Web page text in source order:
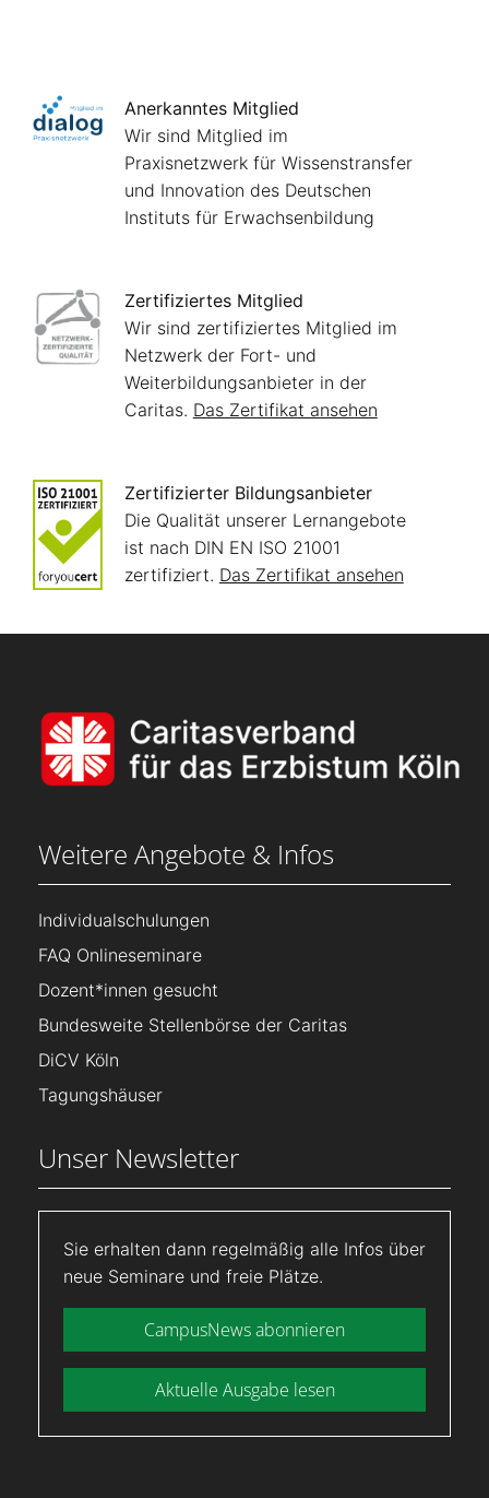
Anerkanntes Mitglied
Wir sind Mitglied im
Praxisnetzwerk für Wissenstransfer
und Innovation des Deutschen
Instituts für Erwachsenbildung
Zertifiziertes Mitglied
Wir sind zertifiziertes Mitglied im
Netzwerk der Fort- und
Weiterbildungsanbieter in der
Caritas. Das Zertifikat ansehen
Zertifizierter Bildungsanbieter
Die Qualität unserer Lernangebote
ist nach DIN EN ISO 21001
zertifiziert. Das Zertifikat ansehen
Weitere Angebote & Infos
Individualschulungen
FAQ Onlineseminare
Dozent*innen gesucht
Bundesweite Stellenbörse der Caritas
DiCV Köln
Tagungshäuser
Unser Newsletter
Sie erhalten dann regelmäßig alle Infos über
neue Seminare und freie Plätze.
CampusNews abonnieren
Aktuelle Ausgabe lesen